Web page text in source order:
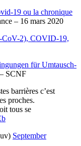
19 ou la chronique
– 16 mars 2020
CoV-2), COVID-19,
für Umtausch-
SCNF
barrières c’est
proches.
tous se
September